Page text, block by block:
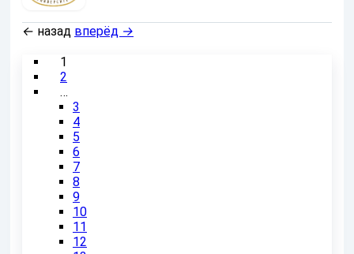
← назад вперёд →
1
2
…
3
4
5
6
7
8
9
10
11
12